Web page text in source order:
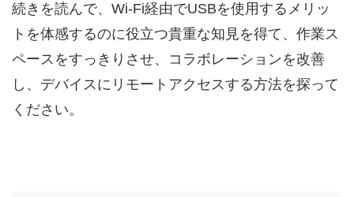
続きを読んで、Wi‑Fi経由でUSBを使用するメリッ
トを体感するのに役立つ貴重な知見を得て、作業ス
ペースをすっきりさせ、コラボレーションを改善
し、デバイスにリモートアクセスする方法を探って
ください。